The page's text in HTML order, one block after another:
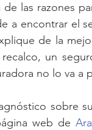
las razones
a encontrar el
de la
un
no lo va a
sobre
web de